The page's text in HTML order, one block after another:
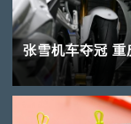
张雪机车夺冠 重